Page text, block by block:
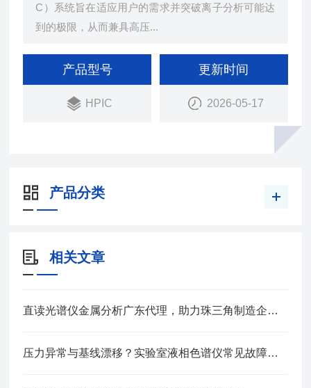
C）系统旨在适应用户的需求并突破离子分析可能达
到的极限，从而兼具高压...
产品型号
HPIC
更新时间
2026-05-17
产品分类
相关文章
直读光谱仪金属分析广东代理，助力珠三角制造企业材料质控升级
压力异常与基线漂移？实验室液相色谱仪常见故障排查实战